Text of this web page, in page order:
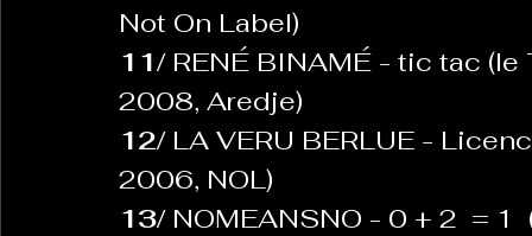
Not On Label)
11/ RENÉ BINAMÉ - tic tac
2008, Aredje)
12/ LA VERU BERLUE -
2006, NOL)
13/ NOMEANSNO - 0 + 2  =